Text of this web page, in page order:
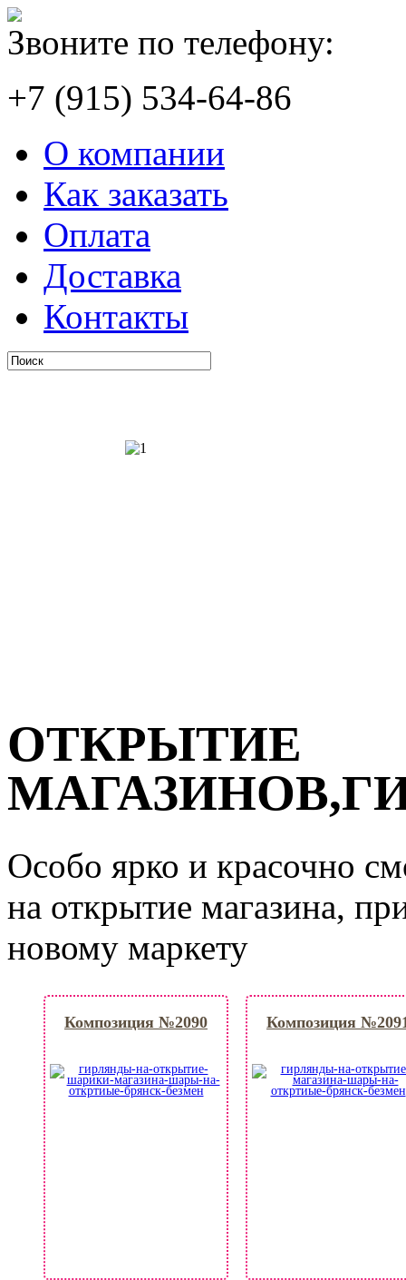
Звоните по телефону:
+7 (915) 534-64-86
О компании
Как заказать
Оплата
Доставка
Контакты
ОТКРЫТИЕ
Особо ярко и красочно
на открытие магазина,
новому маркету
Композиция №2090 Композиция